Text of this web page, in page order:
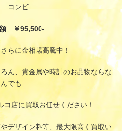
コンビ
額 ￥95,500-
らに金相場高騰中！
ん、貴金属や時計のお品物ならな
んでも
コ店に買取お任せください！
デザイン料等、最大限高く買取い